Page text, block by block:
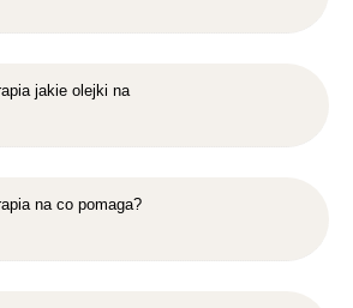
jakie olejki na
na co pomaga?